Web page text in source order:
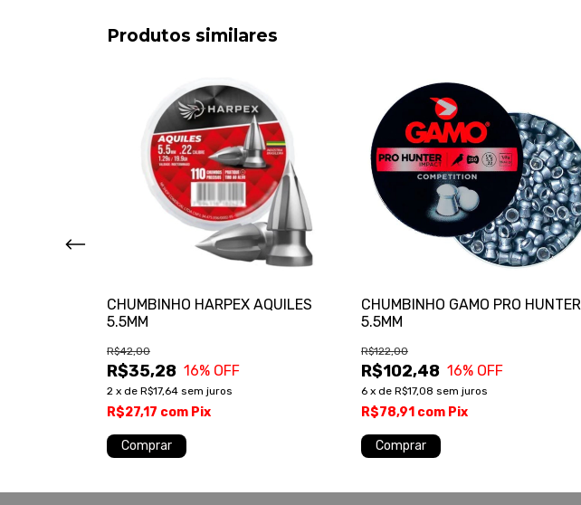
Produtos similares
CHUMBINHO HARPEX AQUILES
5.5MM
R$35,28
R$42,00
16% OFF
2 x de R$17,64 sem juros
R$27,17 com Pix
CHUMBINHO GAMO PRO HUNTER
5.5MM
R$102,48
R$122,00
16% OFF
6 x de R$17,08 sem juros
R$78,91 com Pix